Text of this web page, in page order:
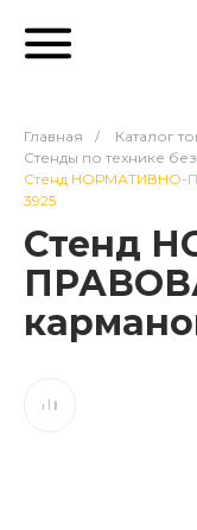
Главная / Каталог
Стенды по технике
Стенд НОРМАТИВНО-
3925
Стенд